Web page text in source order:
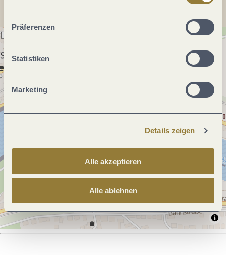
ablehnen" kann es zu Beeinträchtigungen in der Nutzung
Präferenzen
Statistiken
Marketing
Details zeigen
Alle akzeptieren
Alle ablehnen